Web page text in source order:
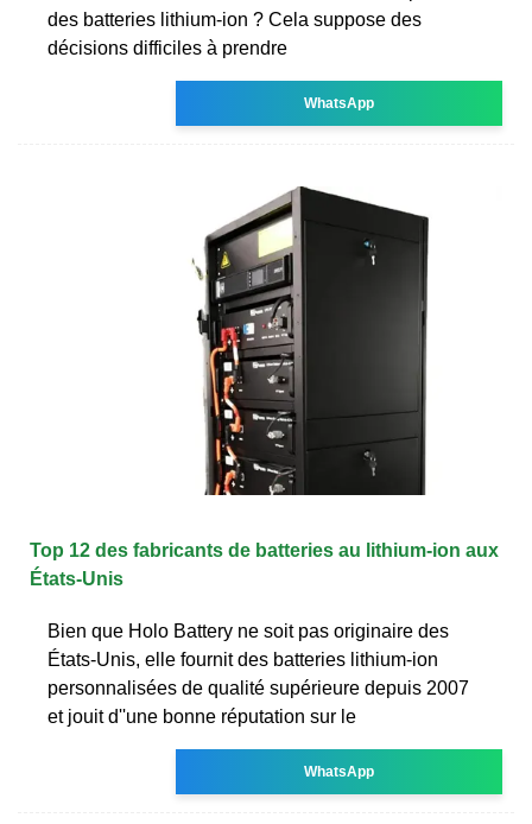
des batteries lithium-ion ? Cela suppose des
décisions difficiles à prendre
WhatsApp
Top 12 des fabricants de batteries au lithium-ion aux
États-Unis
Bien que Holo Battery ne soit pas originaire des
États-Unis, elle fournit des batteries lithium-ion
personnalisées de qualité supérieure depuis 2007
et jouit d''une bonne réputation sur le
WhatsApp